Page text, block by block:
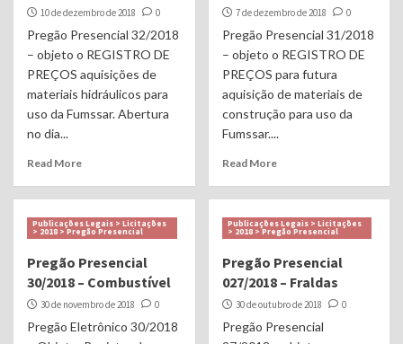
10 de dezembro de 2018 0
Pregão Presencial 32/2018
– objeto o REGISTRO DE
PREÇOS aquisições de
materiais hidráulicos para
uso da Fumssar. Abertura
no dia...
Read More
7 de dezembro de 2018 0
Pregão Presencial 31/2018
– objeto o REGISTRO DE
PREÇOS para futura
aquisição de materiais de
construção para uso da
Fumssar....
Read More
Publicações Legais > Licitações
> 2018 > Pregão Presencial
Pregão Presencial
30/2018 – Combustível
30 de novembro de 2018 0
Pregão Eletrônico 30/2018
Publicações Legais > Licitações
> 2018 > Pregão Presencial
Pregão Presencial
027/2018 – Fraldas
30 de outubro de 2018 0
Pregão Presencial